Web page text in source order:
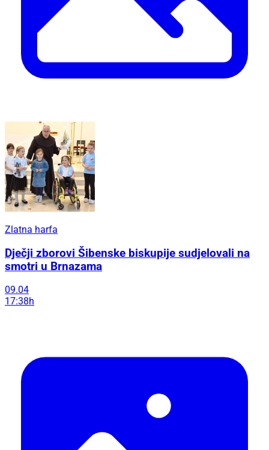
Zlatna harfa
Dječji zborovi Šibenske biskupije sudjelovali na
smotri u Brnazama
09.04
17:38h